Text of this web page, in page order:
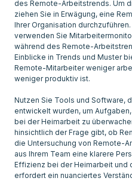
des Remote-Arbeitstrends. Um
ziehen Sie in Erwägung, eine
Ihrer Organisation
verwenden Sie
während des Remote-
Einblicke in Trends und Muster
Remote-Mitarbeiter weniger
weniger produktiv ist.
Nutzen Sie Tools und Software,
entwickelt wurden, um
bei der Heimarbeit zu
hinsichtlich der Frage gibt, ob
die Untersuchung von Remote-
aus Ihrem Team eine klarere
Effizienz bei der Heimarbeit
erfordert ein nuanciertes